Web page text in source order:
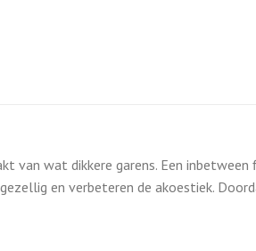
van wat dikkere garens. Een
en verbeteren de akoestiek.